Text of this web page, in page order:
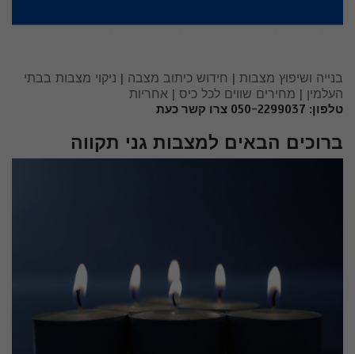
בנייה ושיפוץ מצבות | חידוש כיתוב מצבה | ניקוי מצבות בבתי
העלמין | מחירים שווים לכל כיס | אחריות
טלפון: 050-2299037 צרו קשר כעת
ברוכים הבאים למצבות גני תקווה